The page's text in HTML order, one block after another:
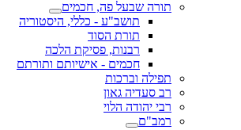
תורה שבעל פה, חכמים
תושב"ע - כללי, היסטוריה
תורת הסוד
רבנות, פסיקת הלכה
חכמים - אישיותם ותורתם
תפילה וברכות
רב סעדיה גאון
רבי יהודה הלוי
רמב"ם